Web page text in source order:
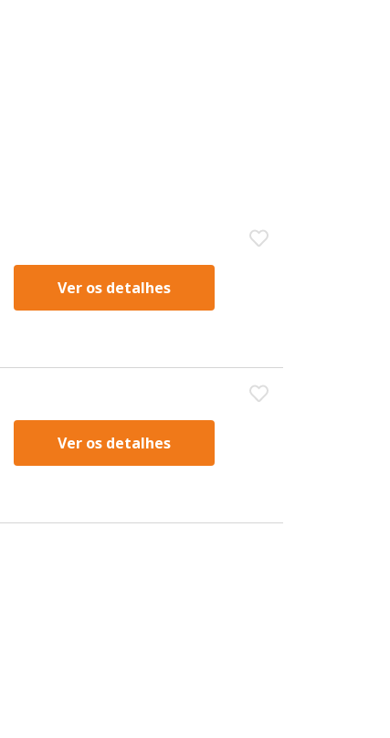
Ver os detalhes
Ver os detalhes